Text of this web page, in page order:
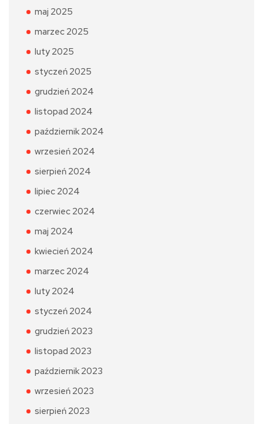
maj 2025
marzec 2025
luty 2025
styczeń 2025
grudzień 2024
listopad 2024
październik 2024
wrzesień 2024
sierpień 2024
lipiec 2024
czerwiec 2024
maj 2024
kwiecień 2024
marzec 2024
luty 2024
styczeń 2024
grudzień 2023
listopad 2023
październik 2023
wrzesień 2023
sierpień 2023